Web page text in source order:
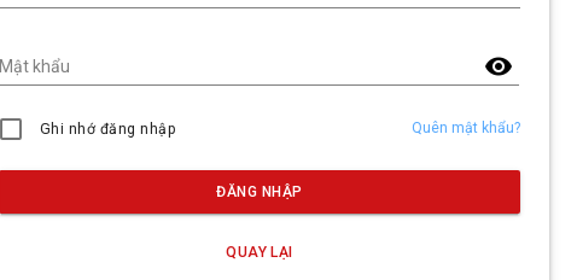
visibility
Mật khẩu
Ghi nhớ đăng nhập Quên mật khẩu?
ĐĂNG NHẬP
QUAY LẠI